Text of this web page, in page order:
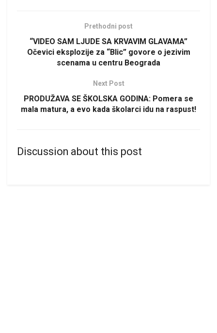
Prethodni post
“VIDEO SAM LJUDE SA KRVAVIM GLAVAMA”
Očevici eksplozije za “Blic” govore o jezivim
scenama u centru Beograda
Next Post
PRODUŽAVA SE ŠKOLSKA GODINA: Pomera se
mala matura, a evo kada školarci idu na raspust!
Discussion about this post